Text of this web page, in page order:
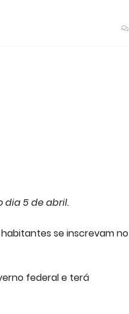
dia 5 de abril.
se inscrevam no
federal e terá